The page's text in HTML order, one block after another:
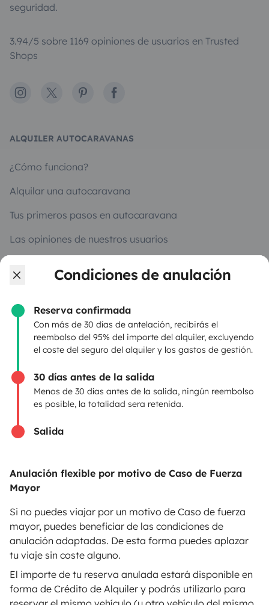
Condiciones de anulación
Reserva confirmada
Con más de 30 días de antelación, recibirás el
reembolso del 95% del importe del alquiler, excluyendo
el coste del seguro del alquiler y los gastos de gestión.
30 días antes de la salida
Menos de 30 días antes de la salida, ningún reembolso
es posible, la totalidad sera retenida.
Salida
Anulación flexible por motivo de Caso de Fuerza
Mayor
Si no puedes viajar por un motivo de Caso de fuerza
mayor, puedes beneficiar de las condiciones de
anulación adaptadas. De esta forma puedes aplazar
tu viaje sin coste alguno.
El importe de tu reserva anulada estará disponible en
forma de Crédito de Alquiler y podrás utilizarlo para
seguridad.
3.94/5 sobre 1169 opiniones de usuarios en Trusted
Shops
Instagram
X PinterestFacebook
ALQUILER AUTOCARAVANAS
¿Cómo funciona?
Alquilar una autocaravana
Tus primeros pasos en autocaravana
Las opiniones de nuestros usuarios
PROPIETARIOS
Anunciar un vehículo
Seguros de alquiler
Asistencias de alquiler
Ayuda propietario
Medios de pago seguros Pago en varios plazos
Descargar en
App Store
Disponible en